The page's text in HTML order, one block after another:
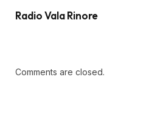
Radio Vala Rinore
Comments are closed.